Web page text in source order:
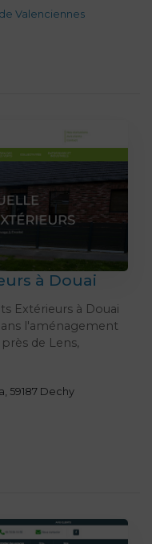
Valenciennes
à Douai
Extérieurs à Douai
l'aménagement
de Lens,
59187 Dechy